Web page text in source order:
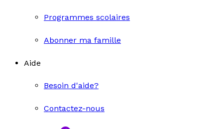
Programmes scolaires
Abonner ma famille
Aide
Besoin d'aide?
Contactez-nous